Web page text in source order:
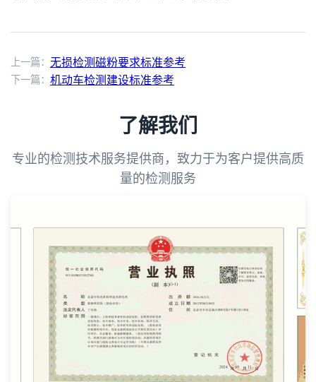
上一篇： 无损检测磁粉要求标准参考
下一篇： 机动车检测建设标准参考
了解我们
专业的检测技术服务提供商，致力于为客户提供高质
量的检测服务